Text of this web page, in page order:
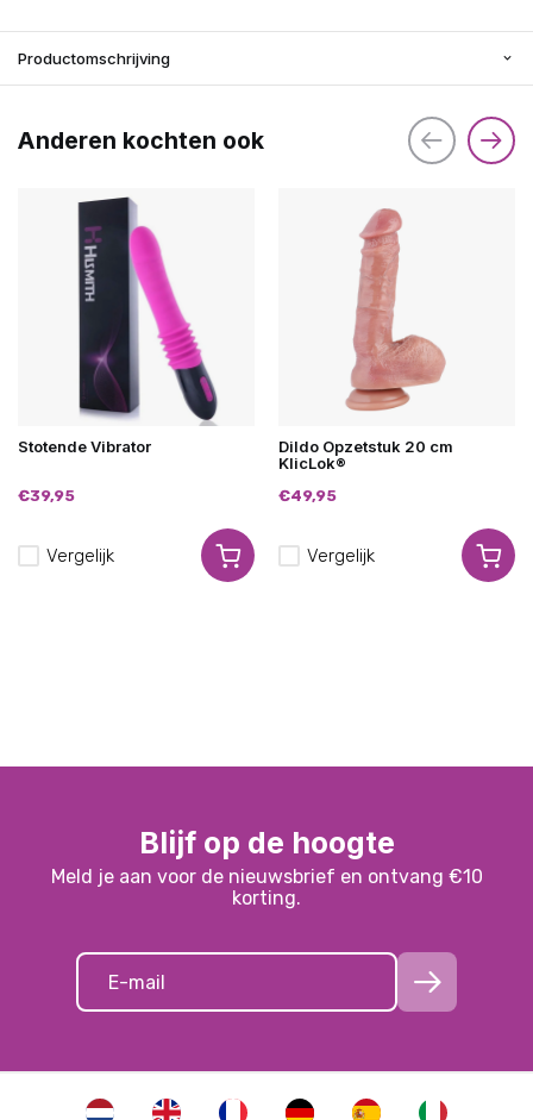
Productomschrijving
Anderen kochten ook
Stotende Vibrator
€39,95
Vergelijk
Dildo Opzetstuk 20 cm
KlicLok®
€49,95
Vergelijk
Blijf op de hoogte
Meld je aan voor de nieuwsbrief en ontvang €10
korting.